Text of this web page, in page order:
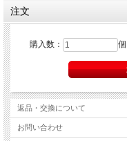
注文
購入数： 個
返品・交換について
お問い合わせ